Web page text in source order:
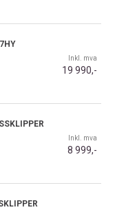
Inkl. mva
19 990,-
Inkl. mva
8 999,-